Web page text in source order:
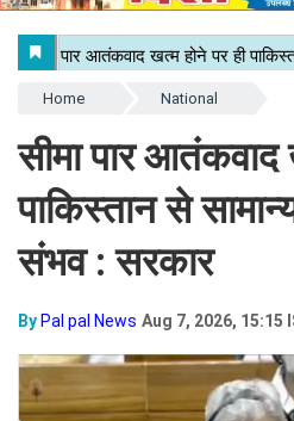
Home National
सीमा पार आतंकवाद
पाकिस्तान से
संभव : सरकार
By Pal pal News Aug 7, 2026, 15:15